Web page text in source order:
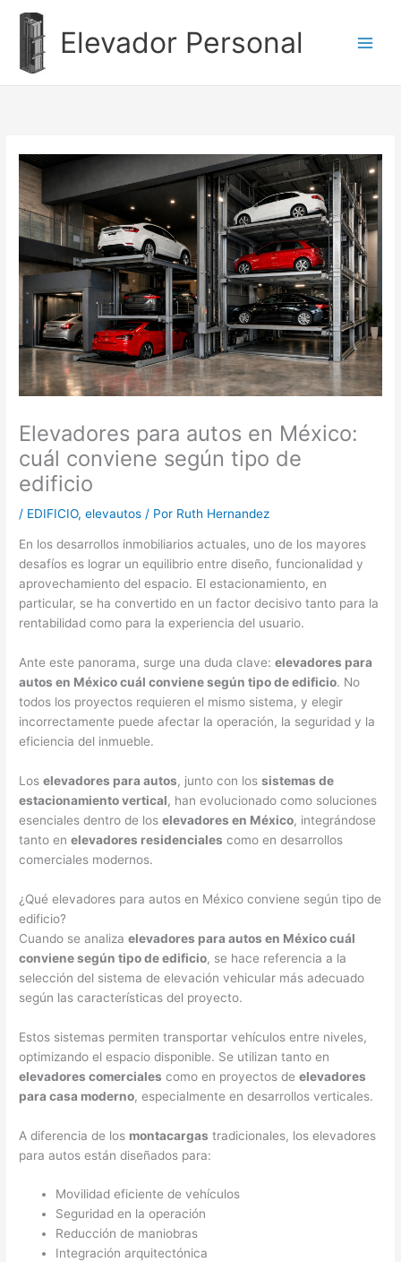
contenido
Elevador Personal
Elevadores para autos en México:
cuál conviene según tipo de
edificio
/ EDIFICIO,elevautos / Por Ruth Hernandez
En los desarrollos inmobiliarios actuales, uno de los mayores
desafíos es lograr un equilibrio entre diseño, funcionalidad y
aprovechamiento del espacio. El estacionamiento, en
particular, se ha convertido en un factor decisivo tanto para la
rentabilidad como para la experiencia del usuario.
Ante este panorama, surge una duda clave:elevadores para
autos en México cuál conviene según tipo de edificio. No
todos los proyectos requieren el mismo sistema, y elegir
incorrectamente puede afectar la operación, la seguridad y la
eficiencia del inmueble.
Loselevadores para autos, junto con lossistemas de
estacionamiento vertical, han evolucionado como soluciones
esenciales dentro de loselevadores en México, integrándose
tanto enelevadores residenciales como en desarrollos
comerciales modernos.
¿Qué elevadores para autos en México conviene según tipo de
edificio?
Cuando se analizaelevadores para autos en México cuál
conviene según tipo de edificio, se hace referencia a la
selección del sistema de elevación vehicular más adecuado
según las características del proyecto.
Estos sistemas permiten transportar vehículos entre niveles,
optimizando el espacio disponible. Se utilizan tanto en
elevadores comerciales como en proyectos deelevadores
para casa moderno, especialmente en desarrollos verticales.
A diferencia de los montacargas tradicionales, los elevadores
para autos están diseñados para:
Movilidad eficiente de vehículos
Seguridad en la operación
Reducción de maniobras
Integración arquitectónica